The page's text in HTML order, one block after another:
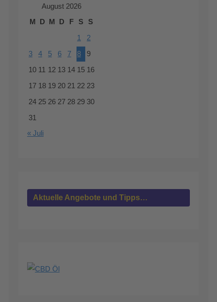
August 2026
M
D M D F S S
1 2
3 4 5 6 7 8 9
10 11 12 13 14 15 16
17 18 19 20 21 22 23
24 25 26 27 28 29 30
31
« Juli
Aktuelle Angebote und Tipps…